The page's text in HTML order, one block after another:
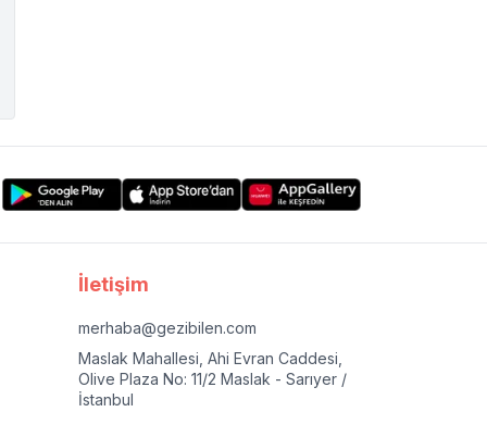
İletişim
merhaba@gezibilen.com
Maslak Mahallesi, Ahi Evran Caddesi,
Olive Plaza No: 11/2 Maslak - Sarıyer /
İstanbul